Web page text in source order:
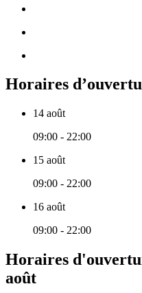
Horaires
14 août
09:00 - 22:00
15 août
09:00 - 22:00
16 août
09:00 - 22:00
Horaires
août